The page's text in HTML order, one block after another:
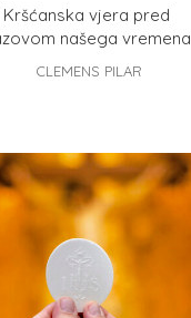
Kršćanska vjera pred
našega vremena
CLEMENS PILAR